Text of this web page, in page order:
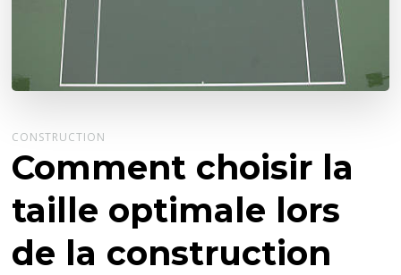
CONSTRUCTION
Comment choisir la
taille optimale lors
de la construction